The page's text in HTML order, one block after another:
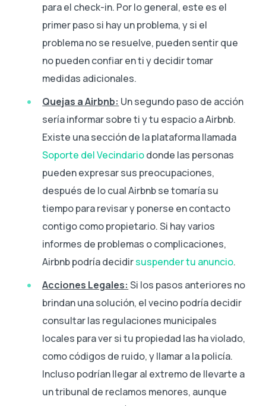
para el check-in. Por lo general, este es el
primer paso si hay un problema, y si el
problema no se resuelve, pueden sentir que
no pueden confiar en ti y decidir tomar
medidas adicionales.
Quejas a Airbnb: Un segundo paso de acción
sería informar sobre ti y tu espacio a Airbnb.
Existe una sección de la plataforma llamada
Soporte del Vecindariodonde las personas
pueden expresar sus preocupaciones,
después de lo cual Airbnb se tomaría su
tiempo para revisar y ponerse en contacto
contigo como propietario. Si hay varios
informes de problemas o complicaciones,
Airbnb podría decidirsuspender tu anuncio.
Acciones Legales: Si los pasos anteriores no
brindan una solución, el vecino podría decidir
consultar las regulaciones municipales
locales para ver si tu propiedad las ha violado,
como códigos de ruido, y llamar a la policía.
Incluso podrían llegar al extremo de llevarte a
un tribunal de reclamos menores, aunque